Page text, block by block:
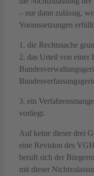
– nur dann zulässig,
Voraussetzungen
1. die Rechtssache
2. das Urteil von einer
3. ein
vorliegt.
Auf keine dieser drei
eine Revision des
beruft sich der
mit dieser